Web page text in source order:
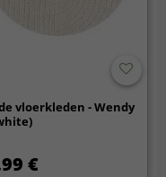
vloerkleden - Wendy
€